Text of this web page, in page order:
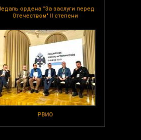
ордена "За заслуги перед
Отечеством" II степени
РВИО